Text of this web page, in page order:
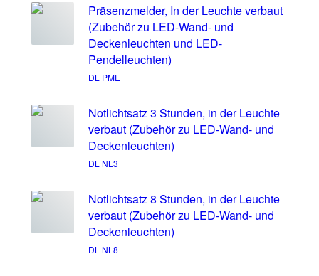
Präsenzmelder, In der Leuchte verbaut
(Zubehör zu LED-Wand- und
Deckenleuchten und LED-
Pendelleuchten)
DL PME
Notlichtsatz 3 Stunden, in der Leuchte
verbaut (Zubehör zu LED-Wand- und
Deckenleuchten)
DL NL3
Notlichtsatz 8 Stunden, in der Leuchte
verbaut (Zubehör zu LED-Wand- und
Deckenleuchten)
DL NL8